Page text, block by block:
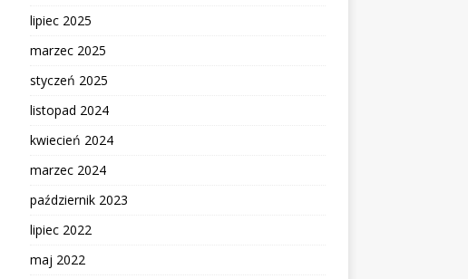
lipiec 2025
marzec 2025
styczeń 2025
listopad 2024
kwiecień 2024
marzec 2024
październik 2023
lipiec 2022
maj 2022